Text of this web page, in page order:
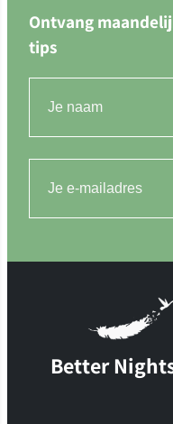
Ontvang
tips
Better